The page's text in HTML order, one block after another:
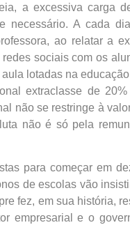
a excessiva carga
necessário. A cada
ao relatar a
sociais com os
lotadas na
extraclasse de
não se restringe à
não é só pela
para começar em
de escolas vão
fez, em sua história,
empresarial e o